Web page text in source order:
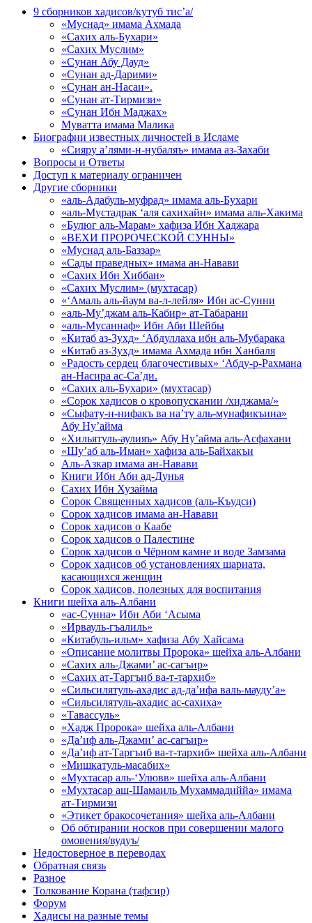
9 сборников хадисов/кутуб тис’а/
«Муснад» имама Ахмада
«Сахих аль-Бухари»
«Сахих Муслим»
«Сунан Абу Дауд»
«Сунан ад-Дарими»
«Сунан ан-Насаи».
«Сунан ат-Тирмизи»
«Сунан Ибн Маджах»
Муватта имама Малика
Биографии известных личностей в Исламе
«Сияру а’лями-н-нубаляъ» имама аз-Захаби
Вопросы и Ответы
Доступ к материалу ограничен
Другие сборники
«аль-Адабуль-муфрад» имама аль-Бухари
«аль-Мустадрак ‘аля сахихайн» имама аль-Хакима
«Булюг аль-Марам» хафиза Ибн Хаджара
«ВЕХИ ПРОРОЧЕСКОЙ СУННЫ»
«Муснад аль-Баззар»
«Сады праведных» имама ан-Навави
«Сахих Ибн Хиббан»
«Сахих Муслим» (мухтасар)
«‘Амаль аль-йаум ва-л-лейля» Ибн ас-Сунни
«аль-Му’джам аль-Кабир» ат-Табарани
«аль-Мусаннаф» Ибн Аби Шейбы
«Китаб аз-Зухд» ‘Абдуллаха ибн аль-Мубарака
«Китаб аз-Зухд» имама Ахмада ибн Ханбаля
«Радость сердец благочестивых» ‘Абду-р-Рахмана
ан-Насира ас-Са’ди.
«Сахих аль-Бухари» (мухтасар)
«Сорок хадисов о кровопускании /хиджама/»
«Сыфату-н-нифакъ ва на’ту аль-мунафикъина»
Абу Ну’айма
«Хильятуль-аулияъ» Абу Ну’айма аль-Асфахани
«Шу’аб аль-Иман» хафиза аль-Байхакъи
Аль-Азкар имама ан-Навави
Книги Ибн Аби ад-Дунья
Сахих Ибн Хузайма
Сорок Священных хадисов (аль-Къудси)
Сорок хадисов имама ан-Навави
Сорок хадисов о Каабе
Сорок хадисов о Палестине
Сорок хадисов о Чёрном камне и воде Замзама
Сорок хадисов об установлениях шариата,
касающихся женщин
Сорок хадисов, полезных для воспитания
Книги шейха аль-Албани
«ас-Сунна» Ибн Аби ‘Асыма
«Ирвауль-гъалиль»
«Китабуль-ильм» хафиза Абу Хайсама
«Описание молитвы Пророка» шейха аль-Албани
«Сахих аль-Джами’ ас-сагъир»
«Сахих ат-Таргъиб ва-т-тархиб»
«Сильсилятуль-ахадис ад-да’ифа валь-мауду’а»
«Сильсилятуль-ахадис ас-сахиха»
«Тавассуль»
«Хадж Пророка» шейха аль-Албани
«Да’иф аль-Джами’ ас-сагъир»
«Да’иф ат-Таргъиб ва-т-тархиб» шейха аль-Албани
«Мишкатуль-масабих»
«Мухтасар аль-‘Улювв» шейха аль-Албани
«Мухтасар аш-Шамаиль Мухаммадиййа» имама
ат-Тирмизи
«Этикет бракосочетания» шейха аль-Албани
Об обтирании носков при совершении малого
омовения/вудуъ/
Недостоверное в переводах
Обратная связь
Разное
Толкование Корана (тафсир)
Форум
Хадисы на разные темы